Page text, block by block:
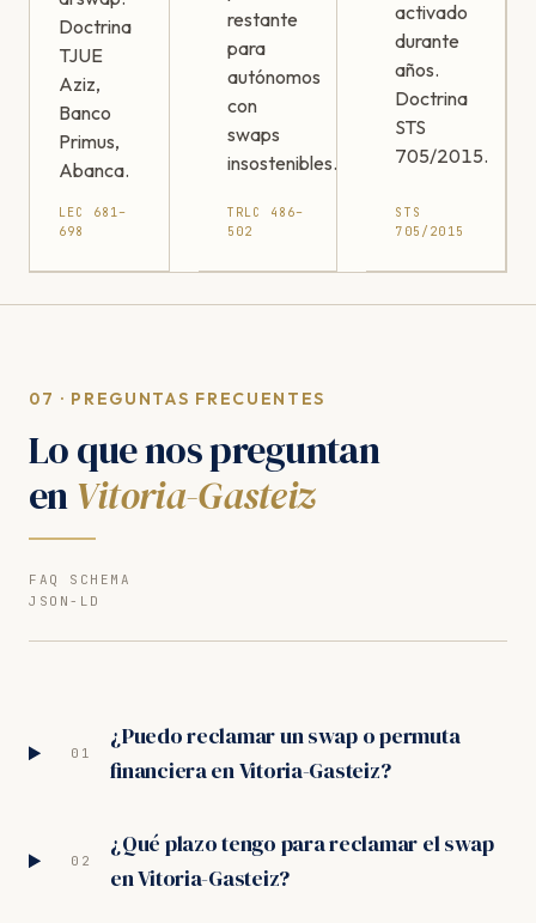
Doctrina
TJUE
Aziz,
Banco
Primus,
Abanca.
LEC 681–
698
restante
para
autónomos
con
swaps
insostenibles.
TRLC 486–
502
activado
durante
años.
Doctrina
STS
705/2015.
STS
705/2015
07 · PREGUNTAS FRECUENTES
Lo que nos preguntan
enVitoria-Gasteiz
FAQ SCHEMA
JSON-LD
01
¿Puedo reclamar un swap o permuta
financiera en Vitoria-Gasteiz?
02
¿Qué plazo tengo para reclamar el swap
en Vitoria-Gasteiz?